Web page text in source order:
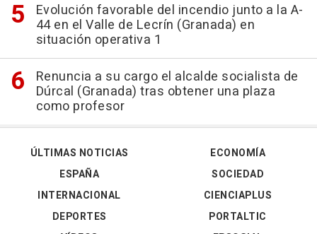
Evolución favorable del incendio junto a la A-
44 en el Valle de Lecrín (Granada) en
situación operativa 1
Renuncia a su cargo el alcalde socialista de
Dúrcal (Granada) tras obtener una plaza
como profesor
ÚLTIMAS NOTICIAS
ESPAÑA
INTERNACIONAL
DEPORTES
ECONOMÍA
SOCIEDAD
CIENCIAPLUS
PORTALTIC